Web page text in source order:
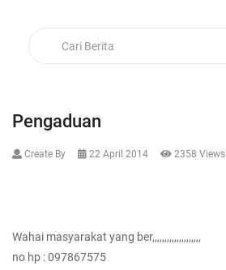
Pengaduan
Create By 22 April 2014 2358 Views
Wahai masyarakat yang ber,,,,,,,,,,,,,,,,,,,,
no hp : 097867575